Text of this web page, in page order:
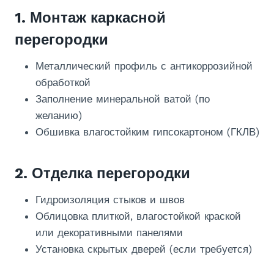
1. Монтаж каркасной
перегородки
Металлический профиль с антикоррозийной
обработкой
Заполнение минеральной ватой (по
желанию)
Обшивка влагостойким гипсокартоном (ГКЛВ)
2. Отделка перегородки
Гидроизоляция стыков и швов
Облицовка плиткой, влагостойкой краской
или декоративными панелями
Установка скрытых дверей (если требуется)